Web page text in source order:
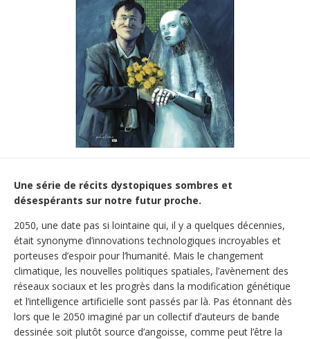
Une série de récits dystopiques sombres et
désespérants sur notre futur proche.
2050, une date pas si lointaine qui, il y a quelques décennies,
était synonyme d’innovations technologiques incroyables et
porteuses d’espoir pour l’humanité. Mais le changement
climatique, les nouvelles politiques spatiales, l’avènement des
réseaux sociaux et les progrès dans la modification génétique
et l’intelligence artificielle sont passés par là. Pas étonnant dès
lors que le 2050 imaginé par un collectif d’auteurs de bande
dessinée soit plutôt source d’angoisse, comme peut l’être la